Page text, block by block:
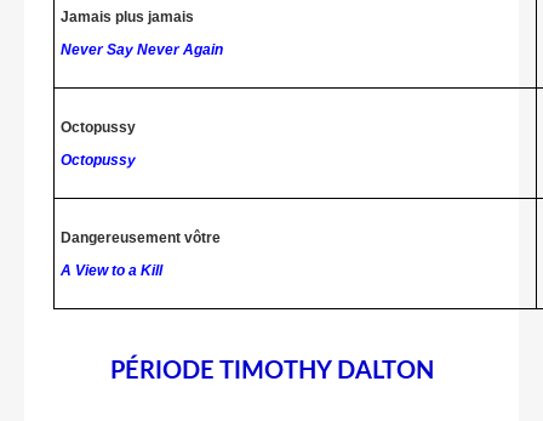
Jamais plus jamais
Never Say Never Again
Octopussy
Octopussy
Dangereusement vôtre
A View to a Kill
PÉRIODE TIMOTHY DALTON